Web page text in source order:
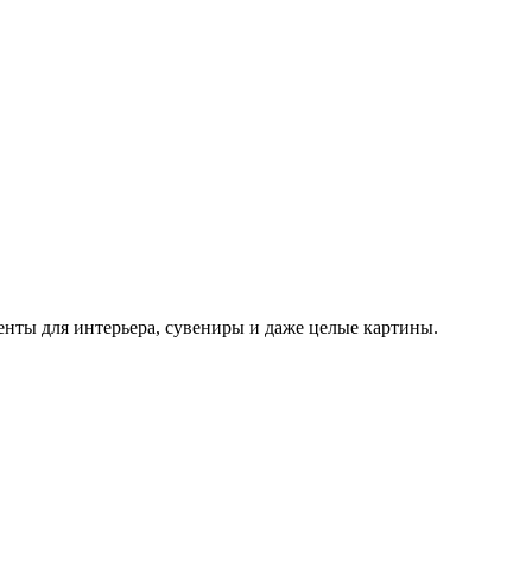
для интерьера, сувениры и даже целые картины.